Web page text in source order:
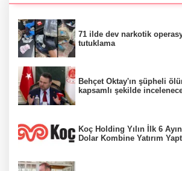
71 ilde dev narkotik
tutuklama
Behçet Oktay'ın şüpheli
kapsamlı şekilde
Koç Holding Yılın İlk 6
Dolar Kombine Yatırım